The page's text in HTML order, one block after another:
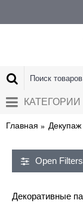
КАТЕГОРИИ
Главная Декупаж
Open Filters
Декоративные